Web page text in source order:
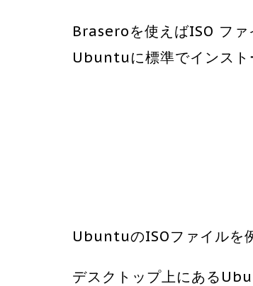
Braseroを使えばISO フ
Ubuntuに標準でインスト
UbuntuのISOファイルを
デスクトップ上にある